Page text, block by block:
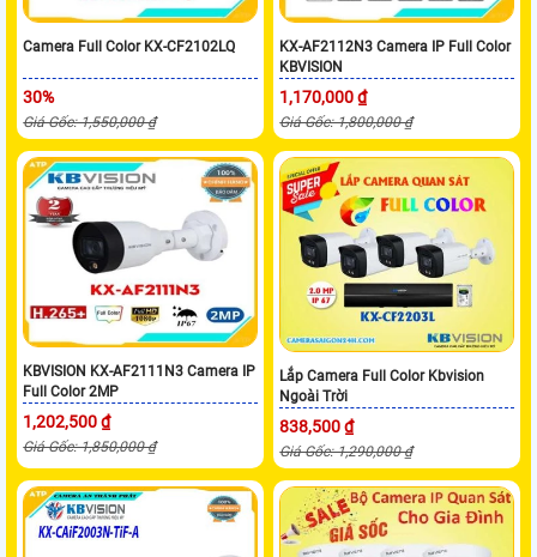
Camera Full Color KX-CF2102LQ
30%
Giá Gốc: 1,550,000 ₫
KX-AF2112N3 Camera IP Full Color
KBVISION
1,170,000 ₫
Giá Gốc: 1,800,000 ₫
KBVISION KX-AF2111N3 Camera IP
Full Color 2MP
1,202,500 ₫
Giá Gốc: 1,850,000 ₫
Lắp Camera Full Color Kbvision
Ngoài Trời
838,500 ₫
Giá Gốc: 1,290,000 ₫